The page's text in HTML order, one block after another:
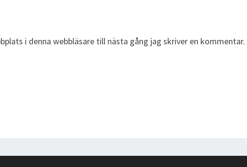
i denna webbläsare till nästa gång jag skriver en kommentar.